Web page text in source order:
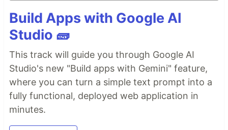
Build Apps with Google AI
Studio 🧱
This track will guide you through Google AI
Studio's new "Build apps with Gemini" feature,
where you can turn a simple text prompt into a
fully functional, deployed web application in
minutes.